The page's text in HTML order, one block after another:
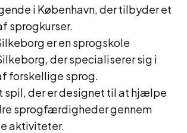
i København, der tilbyder et
sprogkurser.
er en sprogskole
der specialiserer sig i
forskellige sprog.
spil, der er designet til at hjælpe
sprogfærdigheder gennem
aktiviteter.